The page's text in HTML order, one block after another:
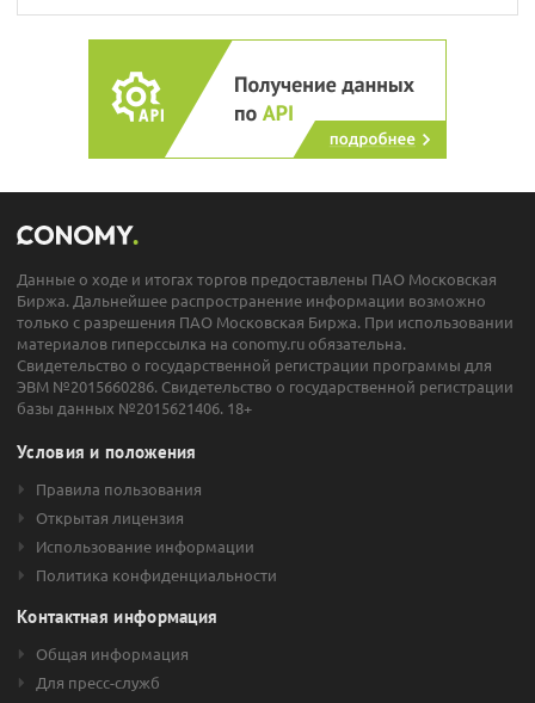
Данные о ходе и итогах торгов предоставлены ПАО Московская
Биржа. Дальнейшее распространение информации возможно
только с разрешения ПАО Московская Биржа. При использовании
материалов гиперссылка на conomy.ru обязательна.
Свидетельство о государственной регистрации программы для
ЭВМ №2015660286. Свидетельство о государственной регистрации
базы данных №2015621406. 18+
Условия и положения
Правила пользования
Открытая лицензия
Использование информации
Политика конфиденциальности
Контактная информация
Общая информация
Для пресс-служб